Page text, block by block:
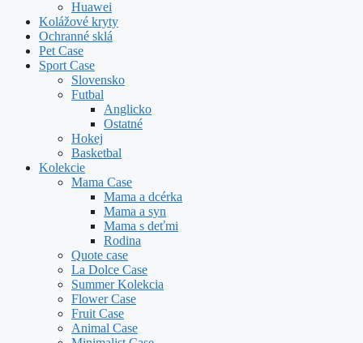
Huawei
Kolážové kryty
Ochranné sklá
Pet Case
Sport Case
Slovensko
Futbal
Anglicko
Ostatné
Hokej
Basketbal
Kolekcie
Mama Case
Mama a dcérka
Mama a syn
Mama s deťmi
Rodina
Quote case
La Dolce Case
Summer Kolekcia
Flower Case
Fruit Case
Animal Case